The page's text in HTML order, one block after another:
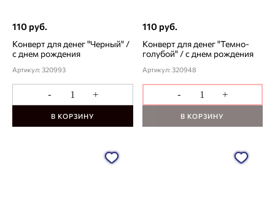
110 руб.
Конверт для денег "Черный" /
с днем рождения
Артикул: 320993
- +
В КОРЗИНУ
110 руб.
Конверт для денег "Темно-
голубой" / с днем рождения
Артикул: 320948
- +
В КОРЗИНУ